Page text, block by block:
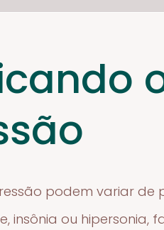
podem variar de
insônia ou